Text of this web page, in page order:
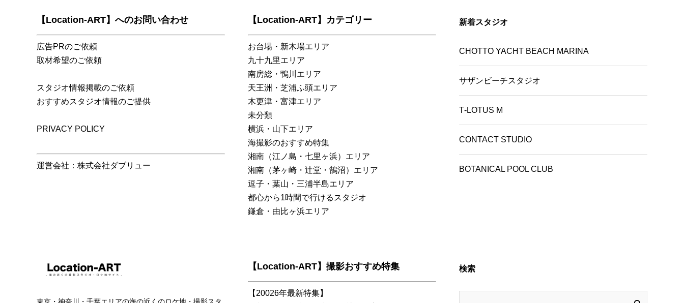
【Location-ART】へのお問い合わせ
広告PRのご依頼
取材希望のご依頼
スタジオ情報掲載のご依頼
おすすめスタジオ情報のご提供
PRIVACY POLICY
運営会社：株式会社ダブリュー
【Location-ART】カテゴリー
お台場・新木場エリア
九十九里エリア
南房総・鴨川エリア
天王洲・芝浦ふ頭エリア
木更津・富津エリア
未分類
横浜・山下エリア
海撮影のおすすめ特集
湘南（江ノ島・七里ヶ浜）エリア
湘南（茅ヶ崎・辻堂・鵠沼）エリア
逗子・葉山・三浦半島エリア
都心から1時間で行けるスタジオ
鎌倉・由比ヶ浜エリア
新着スタジオ
CHOTTO YACHT BEACH MARINA
サザンビーチスタジオ
T‑LOTUS M
CONTACT STUDIO
BOTANICAL POOL CLUB
【Location-ART】撮影おすすめ特集
【20026年最新特集】
検索